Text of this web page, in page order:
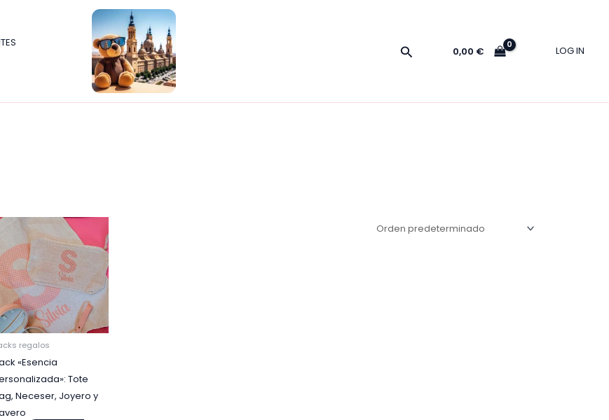
Buscar 0,00 € LOG IN
regalos
«Esencia
Tote
Neceser, Joyero y